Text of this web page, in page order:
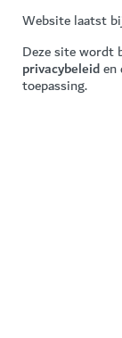
Website laatst
Deze site wordt
privacybeleiden
toepassing.